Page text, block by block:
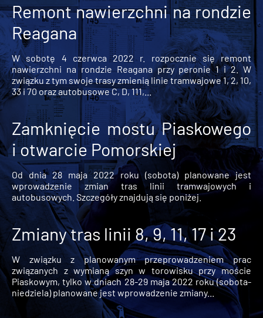
Remont nawierzchni na rondzie
Reagana
W sobotę 4 czerwca 2022 r. rozpocznie się remont
nawierzchni na rondzie Reagana przy peronie 1 i 2. W
związku z tym swoje trasy zmienią linie tramwajowe 1, 2, 10,
33 i 70 oraz autobusowe C, D, 111,...
Zamknięcie mostu Piaskowego
i otwarcie Pomorskiej
Od dnia 28 maja 2022 roku (sobota) planowane jest
wprowadzenie zmian tras linii tramwajowych i
autobusowych. Szczegóły znajdują się poniżej.
Zmiany tras linii 8, 9, 11, 17 i 23
W związku z planowanym przeprowadzeniem prac
związanych z wymianą szyn w torowisku przy moście
Piaskowym, tylko w dniach 28-29 maja 2022 roku (sobota-
niedziela) planowane jest wprowadzenie zmiany...